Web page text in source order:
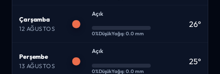
Çarşamba
12 AĞUSTOS
Açık
0%DüşükYağış: 0.0 mm
26°
Perşembe
13 AĞUSTOS
Açık
0%DüşükYağış: 0.0 mm
25°